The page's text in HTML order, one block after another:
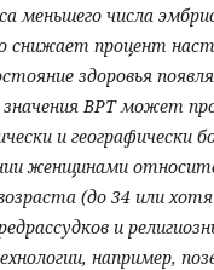
меньшего числа
снижает процент
здоровья
значения ВРТ может
и географически
женщинами
(до 34 или
и
например,